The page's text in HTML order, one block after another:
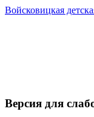
Войсковицкая
Версия для